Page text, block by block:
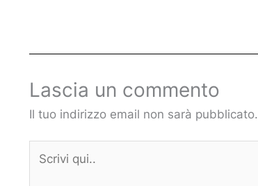
Lascia un commento
Il tuo indirizzo email non sarà pubblicato.
qui..